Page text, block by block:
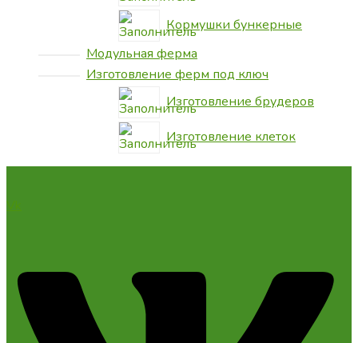
Кормушки бункерные
Модульная ферма
Изготовление ферм под ключ
Изготовление брудеров
Изготовление клеток
Vk